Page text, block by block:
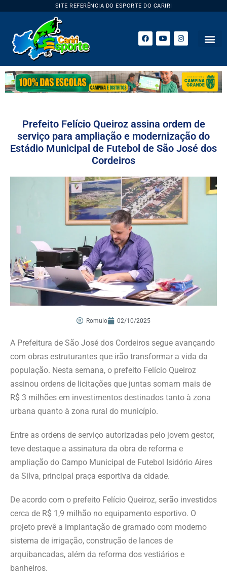
SITE REFERÊNCIA DO ESPORTE DO CARIRI
Prefeito Felício Queiroz assina ordem de
serviço para ampliação e modernização do
Estádio Municipal de Futebol de São José dos
Cordeiros
Romulo 02/10/2025
A Prefeitura de São José dos Cordeiros segue avançando
com obras estruturantes que irão transformar a vida da
população. Nesta semana, o prefeito Felício Queiroz
assinou ordens de licitações que juntas somam mais de
R$ 3 milhões em investimentos destinados tanto à zona
urbana quanto à zona rural do município.
Entre as ordens de serviço autorizadas pelo jovem gestor,
teve destaque a assinatura da obra de reforma e
ampliação do Campo Municipal de Futebol Isidório Aires
da Silva, principal praça esportiva da cidade.
De acordo com o prefeito Felício Queiroz, serão investidos
cerca de R$ 1,9 milhão no equipamento esportivo. O
projeto prevê a implantação de gramado com moderno
sistema de irrigação, construção de lances de
arquibancadas, além da reforma dos vestiários e
banheiros.